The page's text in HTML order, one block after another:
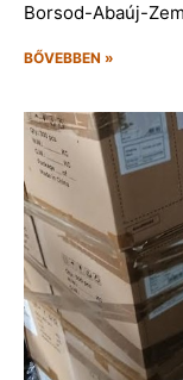
Borsod-Abaúj-
BŐVEBBEN »